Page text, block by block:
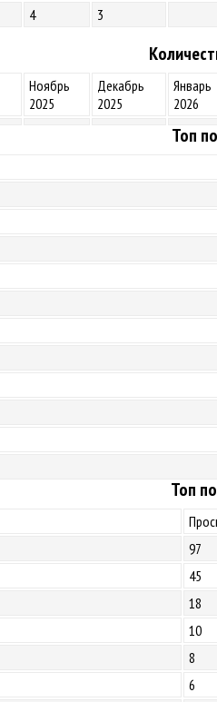
4 3
Ноябрь
2025
Декабрь
2025
Январь
2026
Топ
Топ
97
45
18
10
8
6